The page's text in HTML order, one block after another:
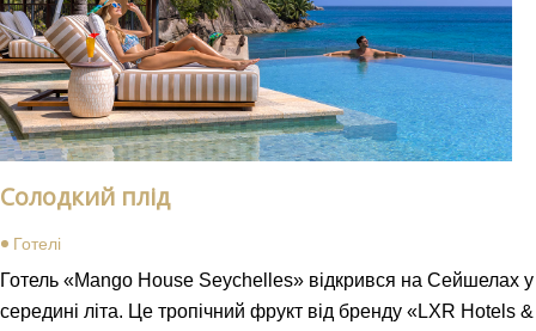
Солодкий плід
Готелі
Готель «Mango House Seychelles» відкрився на Сейшелах у
середині літа. Це тропічний фрукт від бренду «LXR Hotels &